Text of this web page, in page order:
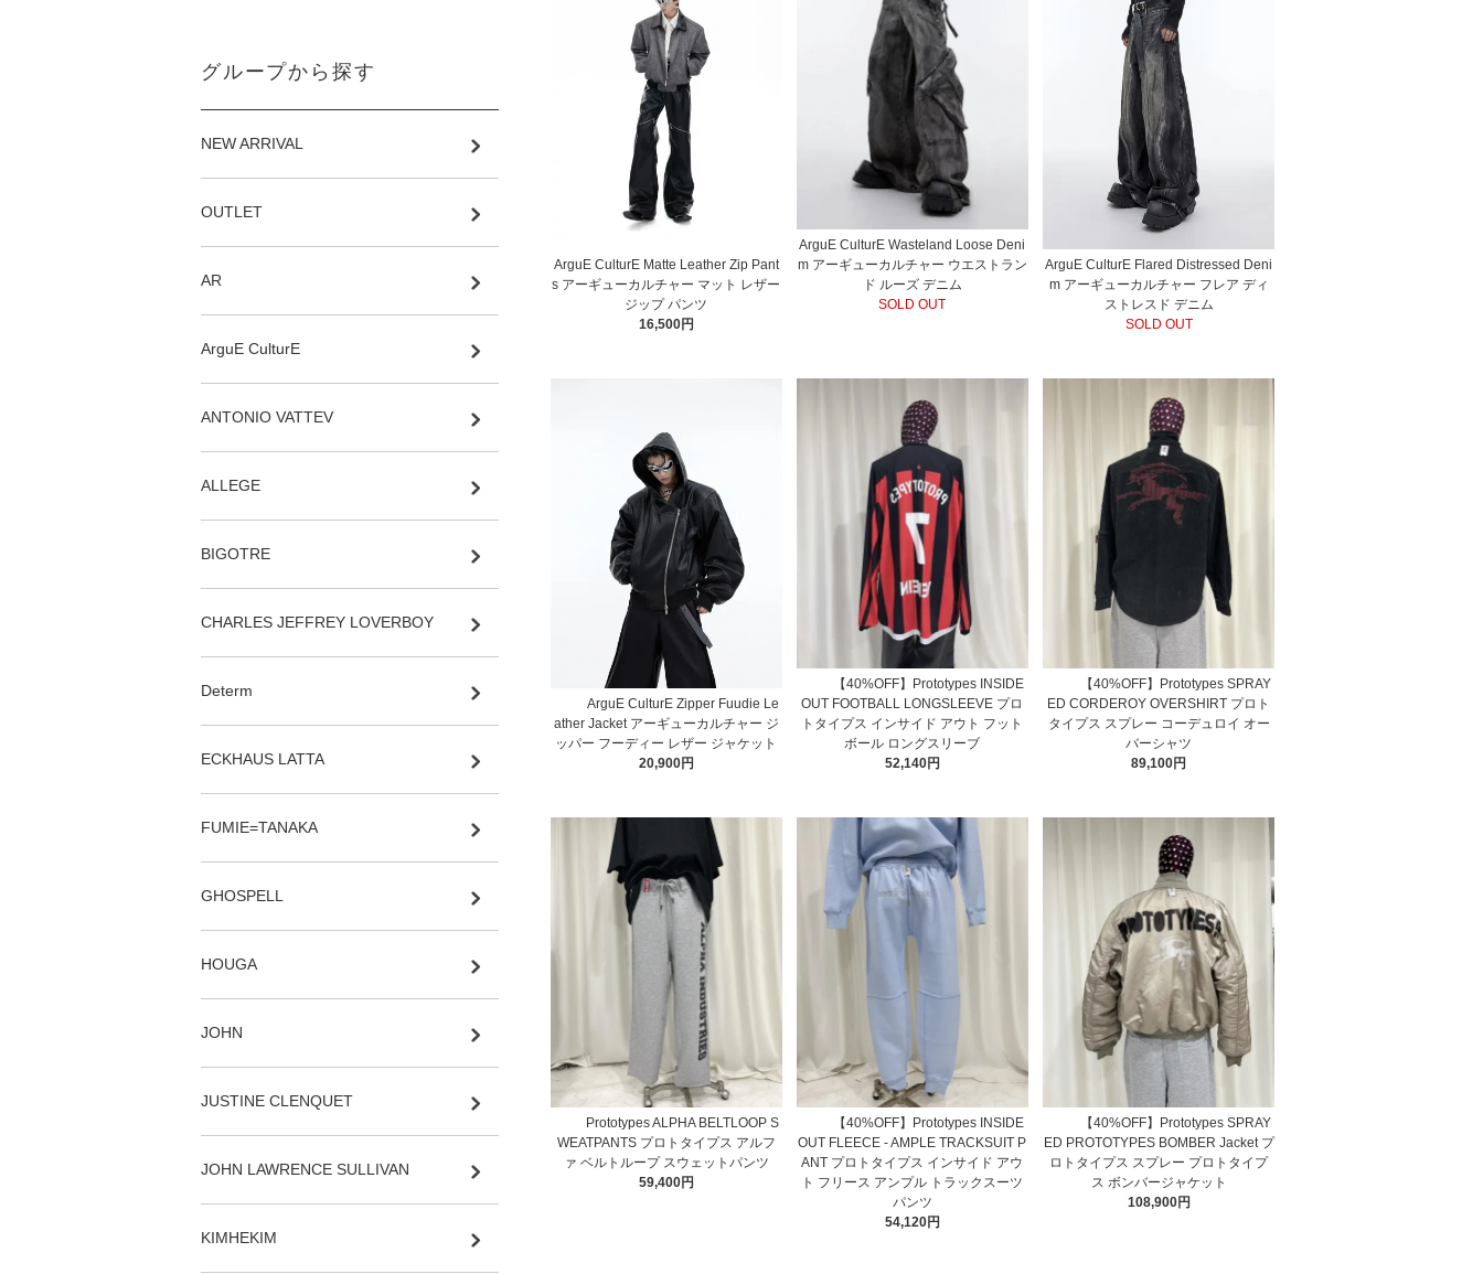
ArguE CulturE Matte Leather Zip Pant
s アーギューカルチャー マット レザー
ジップ パンツ
16,500円
ArguE CulturE Wasteland Loose Deni
m アーギューカルチャー ウエストラン
ド ルーズ デニム
SOLD OUT
ArguE CulturE Flared Distressed Deni
m アーギューカルチャー フレア ディ
ストレスド デニム
SOLD OUT
ArguE CulturE Zipper Fuudie Le
ather Jacket アーギューカルチャー ジ
ッパー フーディー レザー ジャケット
20,900円
【40%OFF】Prototypes INSIDE
OUT FOOTBALL LONGSLEEVE プロ
トタイプス インサイド アウト フット
ボール ロングスリーブ
52,140円
【40%OFF】Prototypes SPRAY
ED CORDEROY OVERSHIRT プロト
タイプス スプレー コーデュロイ オー
バーシャツ
89,100円
Prototypes ALPHA BELTLOOP S
WEATPANTS プロトタイプス アルフ
ァ ベルトループ スウェットパンツ
59,400円
【40%OFF】Prototypes INSIDE
OUT FLEECE - AMPLE TRACKSUIT P
ANT プロトタイプス インサイド アウ
ト フリース アンプル トラックスーツ
パンツ
54,120円
【40%OFF】Prototypes SPRAY
ED PROTOTYPES BOMBER Jacket プ
ロトタイプス スプレー プロトタイプ
ス ボンバージャケット
108,900円
グループから探す
NEW ARRIVAL
OUTLET
AR
ArguE CulturE
ANTONIO VATTEV
ALLEGE
BIGOTRE
CHARLES JEFFREY LOVERBOY
Determ
ECKHAUS LATTA
FUMIE=TANAKA
GHOSPELL
HOUGA
JOHN
JUSTINE CLENQUET
JOHN LAWRENCE SULLIVAN
KIMHEKIM